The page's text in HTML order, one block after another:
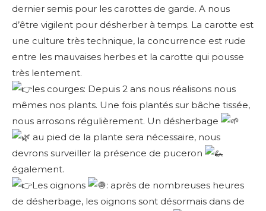
dernier semis pour les carottes de garde. A nous
d’être vigilent pour désherber à temps. La carotte est
une culture très technique, la concurrence est rude
entre les mauvaises herbes et la carotte qui pousse
très lentement.
les courges: Depuis 2 ans nous réalisons nous
mêmes nos plants. Une fois plantés sur bâche tissée,
nous arrosons régulièrement. Un désherbage
au pied de la plante sera nécessaire, nous
devrons surveiller la présence de puceron
également.
Les oignons
: après de nombreuses heures
de désherbage, les oignons sont désormais dans de